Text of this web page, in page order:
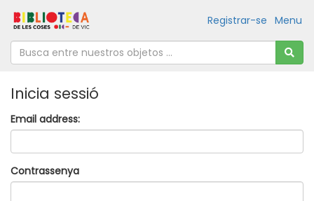
Menu
Registrar-se
Inicia sessió
Email address:
Contrassenya